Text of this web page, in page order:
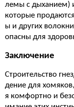
лемы с дыханием)
которые
ы и других
опасны для
Заключение
Строительство
дение для
я комфортно и